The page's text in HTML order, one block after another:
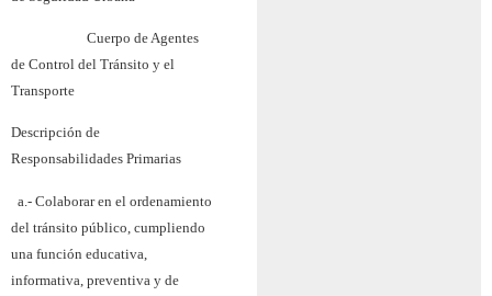
Cuerpo de Agentes
de Control del Tránsito y el
Transporte
Descripción de
Responsabilidades Primarias
a.- Colaborar en el ordenamiento
del tránsito público, cumpliendo
una función educativa,
informativa, preventiva y de